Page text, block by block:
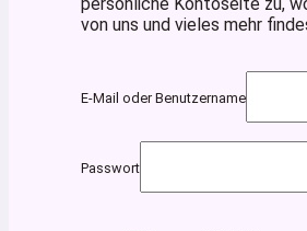
von uns und vieles mehr
E-Mail oder Benutzername
Passwort